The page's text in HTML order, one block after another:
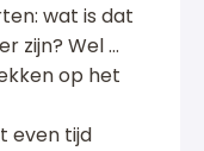
wat is dat
zijn? Wel …
op het
even tijd